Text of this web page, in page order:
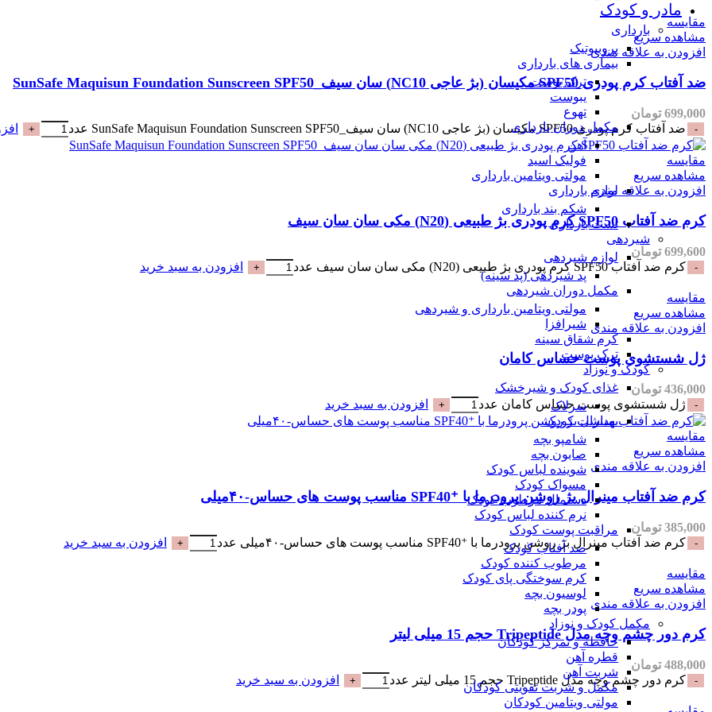
مادر و کودک
بارداری
پروبیوتیک
بیماری های بارداری
ترک پوست
یبوست
تهوع
مکمل دوران بارداری
آهن
فولیک اسید
مولتی ویتامین بارداری
لوازم بارداری
شکم بند بارداری
تست بارداری
شیردهی
لوازم شیردهی
پد شیردهی (پد سینه)
مکمل دوران شیردهی
مولتی ویتامین بارداری و شیردهی
شیرافزا
کرم شقاق سینه
ترک پوست
کودک و نوزاد
غذای کودک و شیرخشک
سرلاک
بهداشت کودک
شامپو بچه
صابون بچه
شوینده لباس کودک
مسواک کودک
دستمال مرطوب کودک
نرم کننده لباس کودک
مراقبت پوست کودک
ضد آفتاب کودک
مرطوب کننده کودک
کرم سوختگی پای کودک
لوسیون بچه
پودر بچه
مکمل کودک و نوزاد
حافظه و تمرکز کودکان
قطره آهن
شربت آهن
مکمل و شربت تقویتی کودکان
مولتی ویتامین کودکان
مقایسه
مشاهده سریع
افزودن به علاقه مندی
ضد آفتاب کرم پودری SPF50 مکیسان (بژ عاجی NC10) سان سیف_SunSafe Maquisun Foundation Sunscreen SPF50
699,000 تومان
ضد آفتاب کرم پودری SPF50 مکیسان (بژ عاجی NC10) سان سیف_SunSafe Maquisun Foundation Sunscreen SPF50 عدد
مقایسه
مشاهده سریع
افزودن به علاقه مندی
کرم ضد آفتاب SPF50 کرم پودری بژ طبیعی (N20) مکی سان سان سیف
699,600 تومان
کرم ضد آفتاب SPF50 کرم پودری بژ طبیعی (N20) مکی سان سان سیف عدد
افزودن به سبد خرید
مقایسه
مشاهده سریع
افزودن به علاقه مندی
ژل شستشوی پوست حساس کامان
436,000 تومان
ژل شستشوی پوست حساس کامان عدد
افزودن به سبد خرید
مقایسه
مشاهده سریع
افزودن به علاقه مندی
کرم ضد آفتاب مینرال بژ روشن پرودرما با ⁺SPF40 مناسب پوست های حساس-۴۰میلی
385,000 تومان
کرم ضد آفتاب مینرال بژ روشن پرودرما با ⁺SPF40 مناسب پوست های حساس-۴۰میلی عدد
افزودن به سبد خرید
مقایسه
مشاهده سریع
افزودن به علاقه مندی
کرم دور چشم وچه مدل Tripeptide حجم 15 میلی لیتر
488,000 تومان
کرم دور چشم وچه مدل Tripeptide حجم 15 میلی لیتر عدد
افزودن به سبد خرید